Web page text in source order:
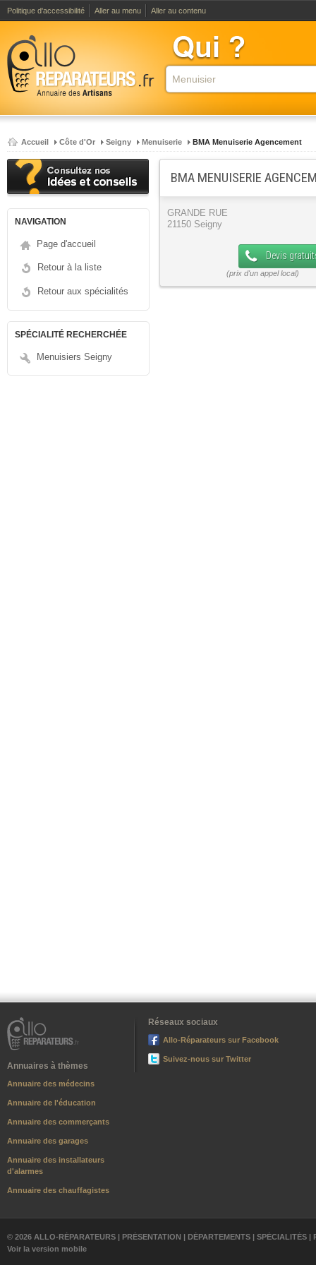
Politique d'accessibilité Aller au menu Aller au contenu
Accueil Côte d'Or Seigny Menuiserie BMA Menuiserie Agencement
NAVIGATION
Page d'accueil
Retour à la liste
Retour aux spécialités
SPÉCIALITÉ RECHERCHÉE
Menuisiers Seigny
BMA MENUISERIE
GRANDE RUE
21150 Seigny
Devis
Annuaires à thèmes
Annuaire des médecins
Annuaire de l'éducation
Annuaire des commerçants
Annuaire des garages
Annuaire des installateurs
d'alarmes
Annuaire des chauffagistes
Réseaux sociaux
Allo-Réparateurs sur Facebook
Suivez-nous sur Twitter
© 2026 ALLO-RÉPARATEURS | PRÉSENTATION | DÉPARTEMENTS | SPÉCIALITÉS |
Voir la version mobile